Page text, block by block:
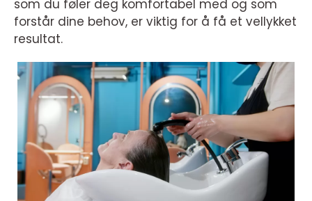
som du føler deg komfortabel med og som
forstår dine behov, er viktig for å få et vellykket
resultat.